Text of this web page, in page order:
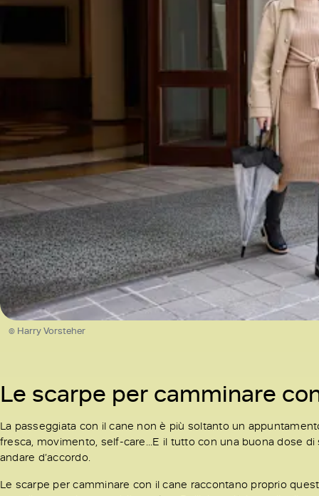
© Harry Vorsteher
Le scarpe per camminare
La passeggiata con il cane non è più soltanto un
fresca, movimento, self-care...E il tutto con una buona dose
andare d’accordo.
Le scarpe per camminare con il cane raccontano proprio